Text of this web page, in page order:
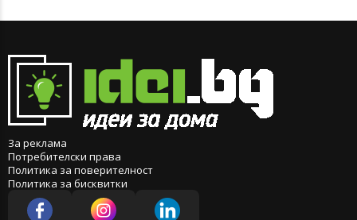
За реклама
Потребителски права
Политика за поверителност
Политика за бисквитки